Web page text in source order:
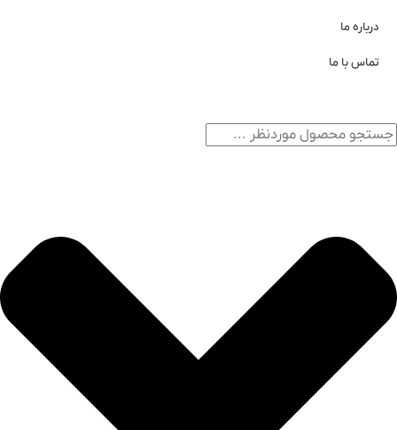
درباره ما
تماس با ما